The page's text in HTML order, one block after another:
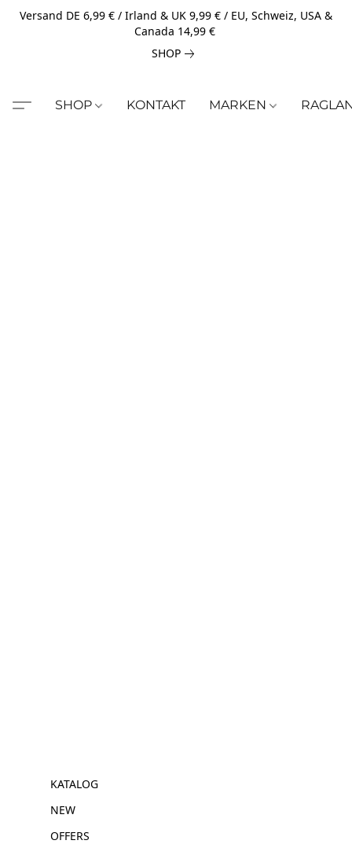
Versand DE 6,99 € / Irland & UK 9,99 € / EU, Schweiz, USA &
Canada 14,99 €
SHOP
SHOP KONTAKT MARKEN
KATALOG
NEW
OFFERS